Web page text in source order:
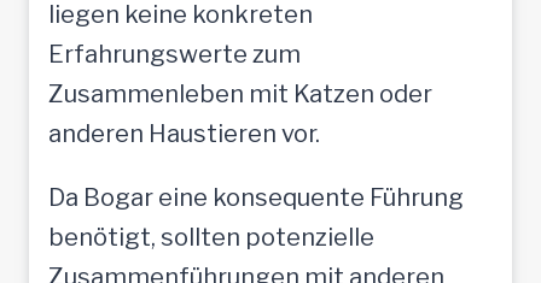
liegen keine konkreten
Erfahrungswerte zum
Zusammenleben mit Katzen oder
anderen Haustieren vor.
Da Bogar eine konsequente Führung
benötigt, sollten potenzielle
Zusammenführungen mit anderen